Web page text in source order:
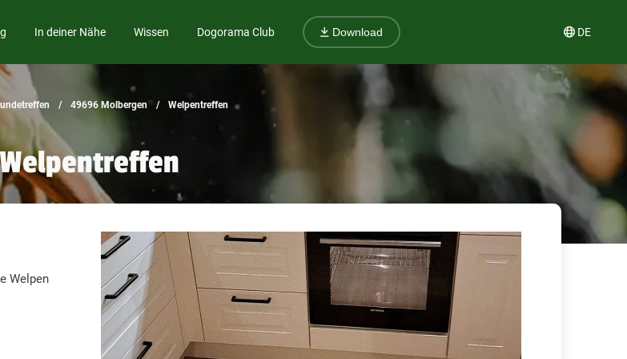
In deiner Nähe Wissen Dogorama Club Download DE
49696 Molbergen Welpentreffen
Welpen